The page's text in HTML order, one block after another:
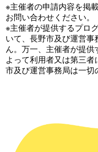
※主催者の申請内容を掲
お問い合わせください。
※主催者が提供するプロ
いて、長野市及び運営
ん。万一、主催者が提
よって利用者又は第三
市及び運営事務局は一切